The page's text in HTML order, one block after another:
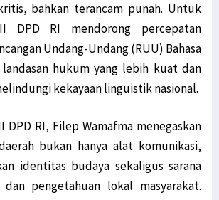
bahkan terancam punah. Untuk
DPD RI mendorong percepatan
Undang-Undang (RUU) Bahasa
landasan hukum yang lebih kuat dan
kekayaan linguistik nasional.
DPD RI, Filep Wamafma menegaskan
bukan hanya alat komunikasi,
identitas budaya sekaligus sarana
pengetahuan lokal masyarakat.